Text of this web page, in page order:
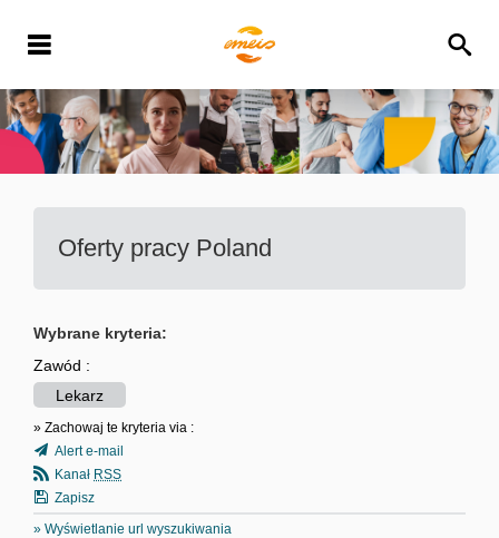
Oferty pracy Poland
Wybrane kryteria:
Zawód :
Lekarz
» Zachowaj te kryteria via :
Alert e-mail
Kanał RSS
Zapisz
» Wyświetlanie url wyszukiwania